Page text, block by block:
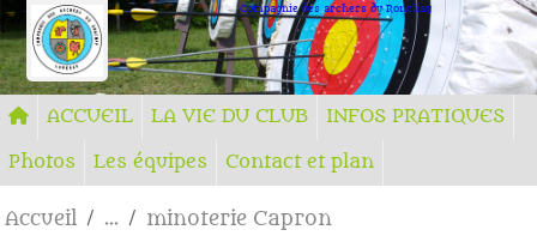
Compagnie des archers du Ronchay
ACCUEIL LA VIE DU CLUB
INFOS PRATIQUES
Photos
Les équipes Contact et plan
Accueil minoterie Capron
Panneau de gestion des cookies